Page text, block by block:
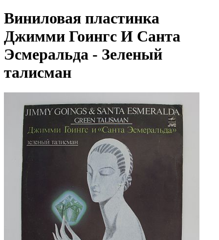
Виниловая пластинка
Джимми Гоингс И Санта
Эсмеральда - Зеленый
талисман